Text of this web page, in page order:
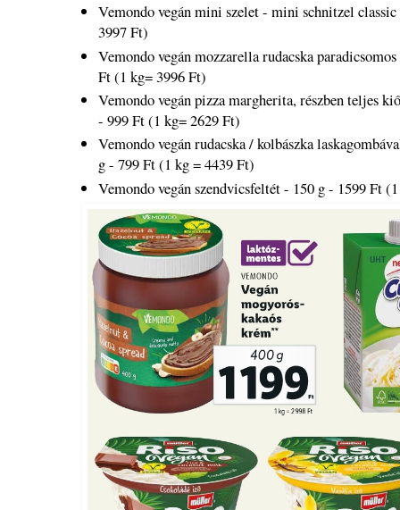
Vemondo vegán mini szelet - mini schnitzel
3997 Ft)
Vemondo vegán mozzarella rudacska
Ft (1 kg= 3996 Ft)
Vemondo vegán pizza margherita, részben teljes
- 999 Ft (1 kg= 2629 Ft)
Vemondo vegán rudacska / kolbászka
g - 799 Ft (1 kg = 4439 Ft)
Vemondo vegán szendvicsfeltét - 150 g - 1599 Ft